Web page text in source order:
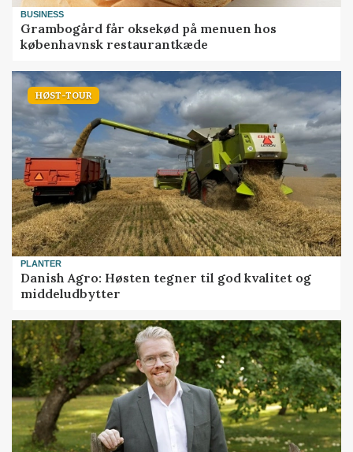
BUSINESS
Grambogård får oksekød på menuen hos
københavnsk restaurantkæde
HØST-TOUR
PLANTER
Danish Agro: Høsten tegner til god kvalitet og
middeludbytter